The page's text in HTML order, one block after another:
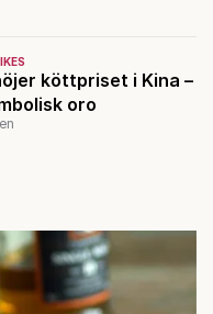
köttpriset i Kina –
oro